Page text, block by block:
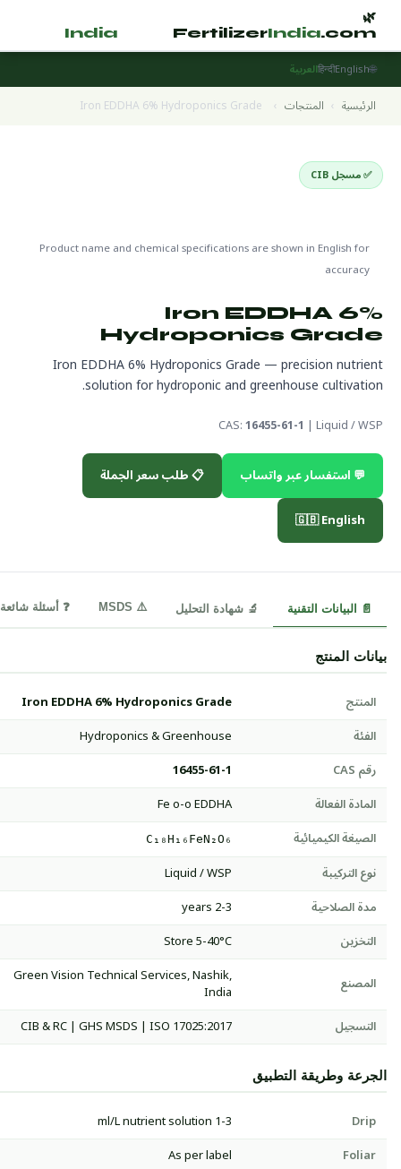
🌿
FertilizerIndia.com
India
🌐
English
हिन्दीالعربية
الرئيسية › المنتجات ›
Iron EDDHA 6% Hydroponics Grade
✅ مسجل CIB
Product name and chemical specifications are shown in English for
accuracy
Iron EDDHA 6%
Hydroponics Grade
Iron EDDHA 6% Hydroponics Grade — precision nutrient
solution for hydroponic and greenhouse cultivation.
CAS:16455-61-1 | Liquid / WSP
💬 استفسار عبر واتساب
📋 طلب سعر الجملة
🇬🇧 English
📄 البيانات التقنية 🔬 شهادة التحليل ⚠️ MSDS ❓ أسئلة شائعة
بيانات المنتج
المنتج
Iron EDDHA 6% Hydroponics Grade
الفئة
Hydroponics & Greenhouse
رقم CAS
16455-61-1
المادة الفعالة
Fe o-o EDDHA
الصيغة الكيميائية
C₁₈H₁₆FeN₂O₆
نوع التركيبة
Liquid / WSP
مدة الصلاحية
2-3 years
التخزين
Store 5-40°C
المصنع
Green Vision Technical Services, Nashik,
India
التسجيل
CIB & RC | GHS MSDS | ISO 17025:2017
الجرعة وطريقة التطبيق
Drip
1-3 ml/L nutrient solution
Foliar
As per label